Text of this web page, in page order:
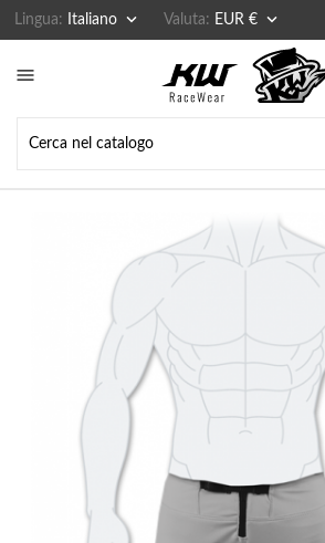
Lingua: Italiano  Valuta: EUR € 
